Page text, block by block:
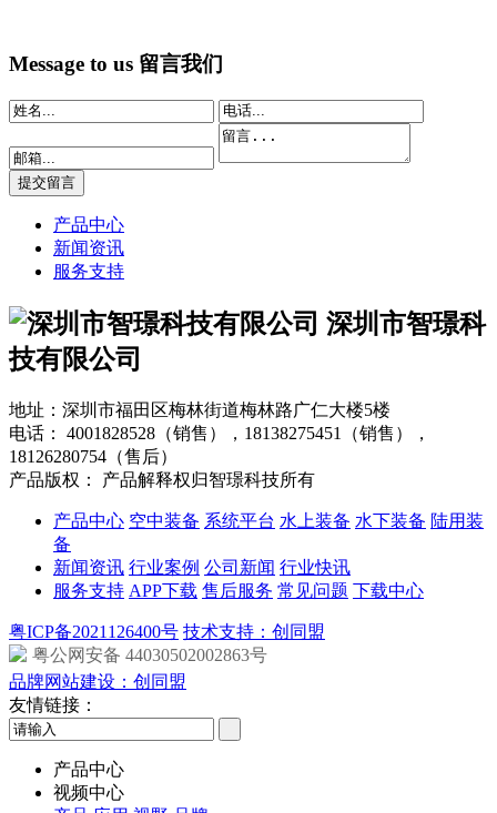
Message to us 留言我们
产品中心
新闻资讯
服务支持
深圳市智璟科
技有限公司
地址：深圳市福田区梅林街道梅林路广仁大楼5楼
电话： 4001828528（销售），18138275451（销售），
18126280754（售后）
产品版权： 产品解释权归智璟科技所有
产品中心 空中装备 系统平台 水上装备 水下装备 陆用装
备
新闻资讯 行业案例 公司新闻 行业快讯
服务支持 APP下载 售后服务 常见问题 下载中心
粤ICP备2021126400号 技术支持：创同盟
粤公网安备 44030502002863号
品牌网站建设：创同盟
友情链接：
产品中心
视频中心